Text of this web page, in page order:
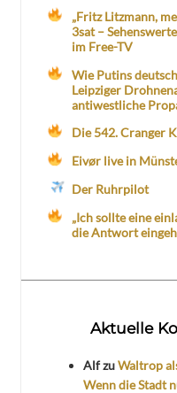
„Fritz Litzmann,
3sat –
im Free-TV
Wie Putins
Leipziger
antiwestliche
Die 542. Cranger
Eivør live in
Der Ruhrpilot
„Ich sollte eine
die Antwort
Aktuelle
AlfzuWaltrop
Wenn die Stadt